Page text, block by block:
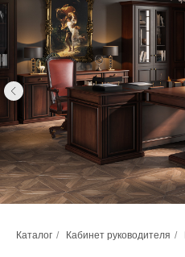
Каталог / Кабинет руководителя /